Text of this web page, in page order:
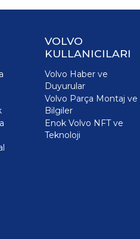
VOLVO
KULLANICILARI
Volvo Haber ve
Duyurular
Volvo Parça Montaj ve
Bilgiler
Enok Volvo NFT ve
Teknoloji